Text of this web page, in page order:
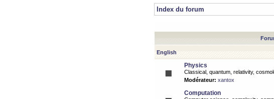
Index du forum
English
Physics
Classical, quantum, relativity,
Modérateur: xantox
Computation